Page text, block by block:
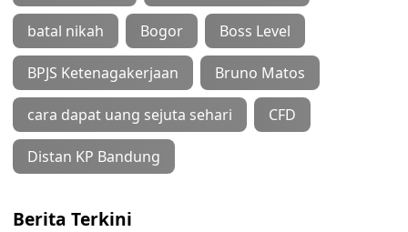
batal nikah Bogor Boss Level
BPJS Ketenagakerjaan Bruno Matos
cara dapat uang sejuta sehari CFD
Distan KP Bandung
Berita Terkini